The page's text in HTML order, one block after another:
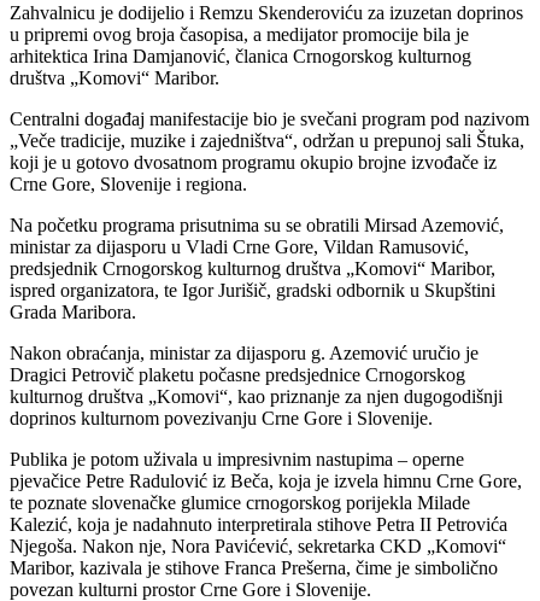
Zahvalnicu je dodijelio i Remzu Skenderoviću za izuzetan doprinos
u pripremi ovog broja časopisa, a medijator promocije bila je
arhitektica Irina Damjanović, članica Crnogorskog kulturnog
društva „Komovi“ Maribor.
Centralni događaj manifestacije bio je svečani program pod nazivom
„Veče tradicije, muzike i zajedništva“, održan u prepunoj sali Štuka,
koji je u gotovo dvosatnom programu okupio brojne izvođače iz
Crne Gore, Slovenije i regiona.
Na početku programa prisutnima su se obratili Mirsad Azemović,
ministar za dijasporu u Vladi Crne Gore, Vildan Ramusović,
predsjednik Crnogorskog kulturnog društva „Komovi“ Maribor,
ispred organizatora, te Igor Jurišič, gradski odbornik u Skupštini
Grada Maribora.
Nakon obraćanja, ministar za dijasporu g. Azemović uručio je
Dragici Petrovič plaketu počasne predsjednice Crnogorskog
kulturnog društva „Komovi“, kao priznanje za njen dugogodišnji
doprinos kulturnom povezivanju Crne Gore i Slovenije.
Publika je potom uživala u impresivnim nastupima – operne
pjevačice Petre Radulović iz Beča, koja je izvela himnu Crne Gore,
te poznate slovenačke glumice crnogorskog porijekla Milade
Kalezić, koja je nadahnuto interpretirala stihove Petra II Petrovića
Njegoša. Nakon nje, Nora Pavićević, sekretarka CKD „Komovi“
Maribor, kazivala je stihove Franca Prešerna, čime je simbolično
povezan kulturni prostor Crne Gore i Slovenije.